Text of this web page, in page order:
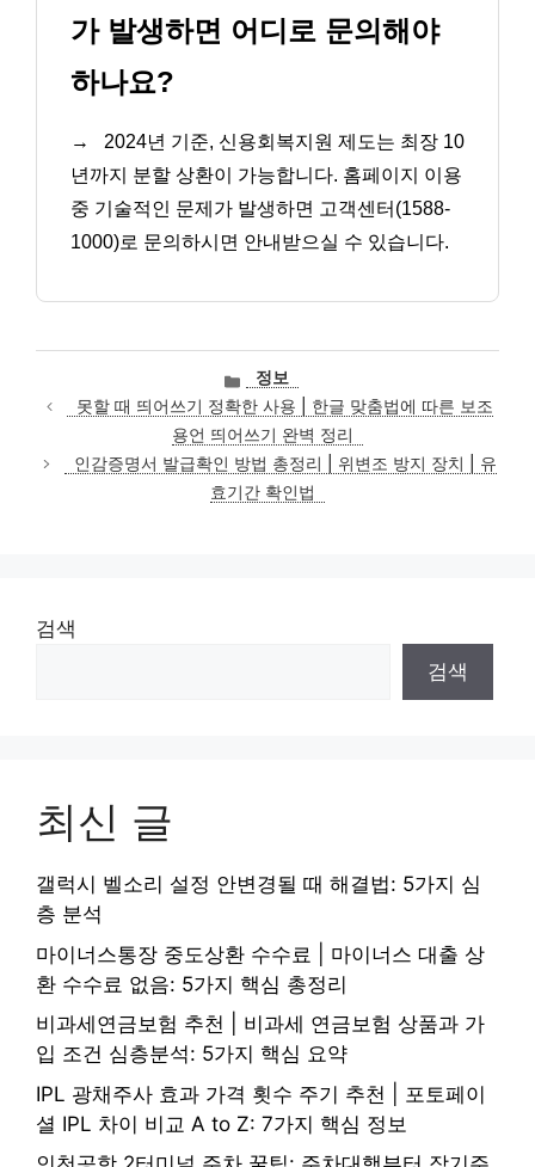
가 발생하면 어디로 문의해야
하나요?
→
2024년 기준, 신용회복지원 제도는 최장 10
년까지 분할 상환이 가능합니다. 홈페이지 이용
중 기술적인 문제가 발생하면 고객센터(1588-
1000)로 문의하시면 안내받으실 수 있습니다.
카
테
고
리
정보
못할 때 띄어쓰기 정확한 사용 | 한글 맞춤법에 따른 보조
용언 띄어쓰기 완벽 정리
인감증명서 발급확인 방법 총정리 | 위변조 방지 장치 | 유
효기간 확인법
검색
검색
최신 글
갤럭시 벨소리 설정 안변경될 때 해결법: 5가지 심
층 분석
마이너스통장 중도상환 수수료 | 마이너스 대출 상
환 수수료 없음: 5가지 핵심 총정리
비과세연금보험 추천 | 비과세 연금보험 상품과 가
입 조건 심층분석: 5가지 핵심 요약
IPL 광채주사 효과 가격 횟수 주기 추천 | 포토페이
셜 IPL 차이 비교 A to Z: 7가지 핵심 정보